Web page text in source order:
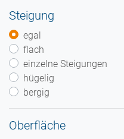
Steigung
egal
flach
einzelne Steigungen
hügelig
bergig
Oberfläche